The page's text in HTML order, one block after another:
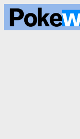
Przejdź